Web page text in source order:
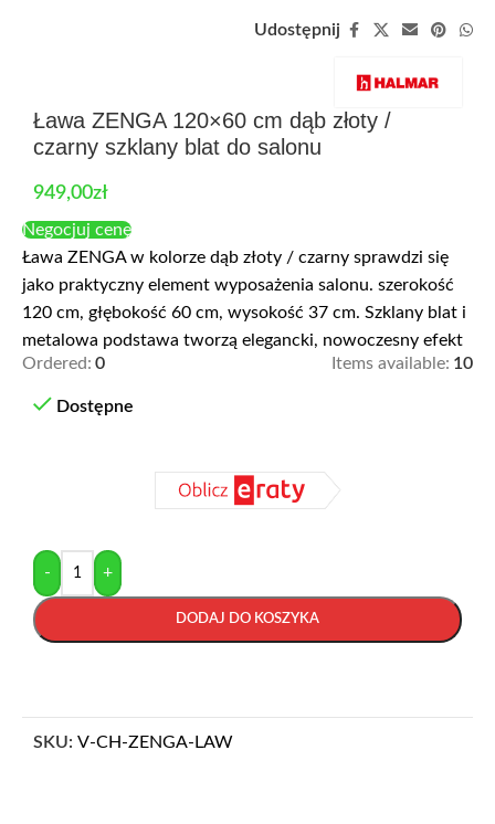
Udostępnij
Ława ZENGA 120×60 cm dąb złoty /
czarny szklany blat do salonu
949,00zł
Negocjuj cenę
Ława ZENGA w kolorze dąb złoty / czarny sprawdzi się
jako praktyczny element wyposażenia salonu. szerokość
120 cm, głębokość 60 cm, wysokość 37 cm. Szklany blat i
metalowa podstawa tworzą elegancki, nowoczesny efekt
Ordered: 0 Items available: 10
Dostępne
- +
DODAJ DO KOSZYKA
SKU: V-CH-ZENGA-LAW